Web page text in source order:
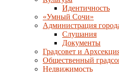
Идентичность
«Умный Сочи»
Администрация
Слушания
Документы
Градсовет и
Общественный
Недвижимость